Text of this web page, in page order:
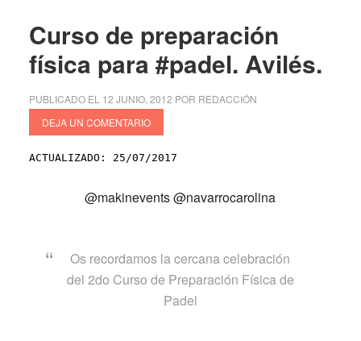
Curso de preparación
física para #padel. Avilés.
PUBLICADO EL 12 JUNIO, 2012 POR REDACCIÓN
DEJA UN COMENTARIO
ACTUALIZADO: 25/07/2017
@makinevents @navarrocarolina
Os recordamos la cercana celebración
del 2do Curso de Preparación Física de
Padel